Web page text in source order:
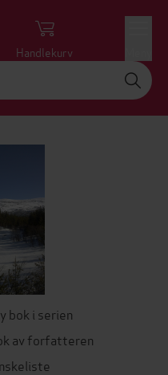
Handlekurv
bok i serien
av forfatteren